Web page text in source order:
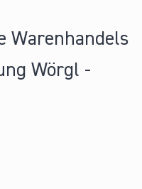
Warenhandels
Wörgl -